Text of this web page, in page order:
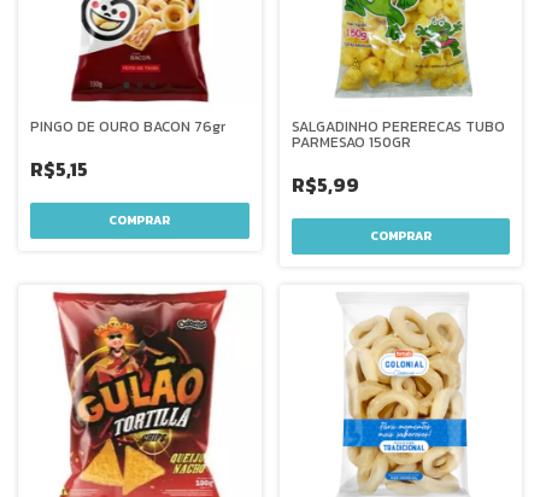
PINGO DE OURO BACON 76gr
R$5,15
SALGADINHO PERERECAS TUBO
PARMESAO 150GR
R$5,99